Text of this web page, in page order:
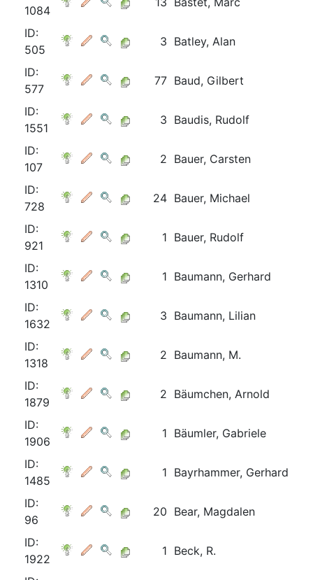
1084
ID:
505
3 Batley, Alan
ID:
577
77 Baud, Gilbert
ID:
1551
3 Baudis, Rudolf
ID:
107
2 Bauer, Carsten
ID:
728
24 Bauer, Michael
ID:
921
1 Bauer, Rudolf
ID:
1310
1 Baumann, Gerhard
ID:
1632
3 Baumann, Lilian
ID:
1318
2 Baumann, M.
ID:
1879
2 Bäumchen, Arnold
ID:
1906
1 Bäumler, Gabriele
ID:
1485
1 Bayrhammer, Gerhard
ID:
96
20 Bear, Magdalen
ID:
1922
1 Beck, R.